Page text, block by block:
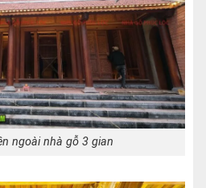
ngoài nhà gỗ 3 gian